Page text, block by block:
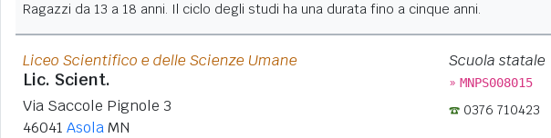
Ragazzi da 13 a 18 anni. Il ciclo degli studi ha una durata fino a cinque anni.
Liceo Scientifico e delle Scienze Umane
Lic. Scient.
Via Saccole Pignole 3
46041 AsolaMN
Scuola statale
» MNPS008015
0376 710423